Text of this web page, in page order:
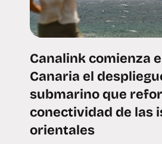
Canalink comienza
Canaria el
submarino que
conectividad de las
orientales